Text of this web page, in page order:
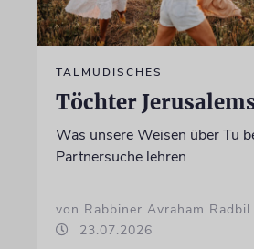
TALMUDISCHES
Töchter
Was unsere Weisen über Tu
Partnersuche lehren
von Rabbiner Avraham Radbil
23.07.2026